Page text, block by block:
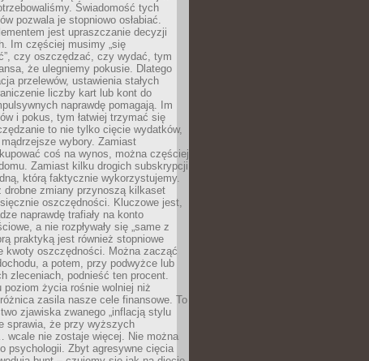
Świadomość tych
pozwala je stopniowo osłabiać.
jest upraszczanie decyzji
Im częściej musimy „się
czy oszczędzać, czy wydać, tym
że ulegniemy pokusie. Dlatego
przelewów, ustawienia stałych
liczby kart lub kont do
naprawdę pomagają. Im
i pokus, tym łatwiej trzymać się
to nie tylko cięcie wydatków,
wybory. Zamiast
coś na wynos, można częściej
Zamiast kilku drogich subskrypcji
którą faktycznie wykorzystujemy.
drobne zmiany przynoszą kilkaset
oszczędności. Kluczowe jest,
naprawdę trafiały na konto
a nie rozpływały się „same z
praktyką jest również stopniowe
kwoty oszczędności. Można zacząć
a potem, przy podwyżce lub
zleceniach, podnieść ten procent.
poziom życia rośnie wolniej niż
zasila nasze cele finansowe. To
zjawiska zwanego „inflacją stylu
sprawia, że przy wyższych
wcale nie zostaje więcej. Nie można
psychologii. Zbyt agresywne cięcia